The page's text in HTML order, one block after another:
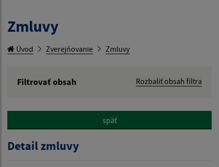
Zmluvy
Úvod Zverejňovanie Zmluvy
Filtrovať obsah
Rozbaliť obsah filtra
Hľadať v:
späť
Detail zmluvy